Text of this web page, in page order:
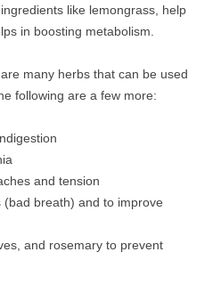
like lemongrass, help
in boosting metabolism.
many herbs that can be used
following are a few more:
and tension
(bad breath) and to improve
and rosemary to prevent